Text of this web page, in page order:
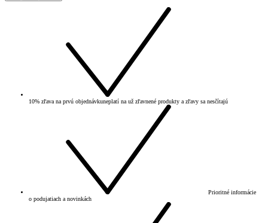
10% zľava na prvú objednávkuneplatí na už zľavnené produkty a zľavy sa nesčítajú
Prioritné informácie
o podujatiach a novinkách